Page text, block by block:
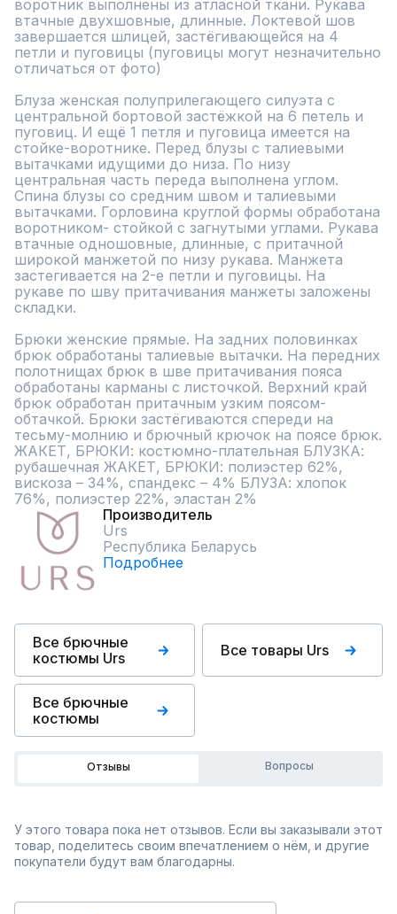
воротник выполнены из атласной ткани. Рукава
втачные двухшовные, длинные. Локтевой шов
завершается шлицей, застёгивающейся на 4
петли и пуговицы (пуговицы могут незначительно
отличаться от фото)
Блуза женская полуприлегающего силуэта с
центральной бортовой застёжкой на 6 петель и
пуговиц. И ещё 1 петля и пуговица имеется на
стойке-воротнике. Перед блузы с талиевыми
вытачками идущими до низа. По низу
центральная часть переда выполнена углом.
Спина блузы со средним швом и талиевыми
вытачками. Горловина круглой формы обработана
воротником- стойкой с загнутыми углами. Рукава
втачные одношовные, длинные, с притачной
широкой манжетой по низу рукава. Манжета
застегивается на 2-е петли и пуговицы. На
рукаве по шву притачивания манжеты заложены
складки.
Брюки женские прямые. На задних половинках
брюк обработаны талиевые вытачки. На передних
полотнищах брюк в шве притачивания пояса
обработаны карманы с листочкой. Верхний край
брюк обработан притачным узким поясом-
обтачкой. Брюки застёгиваются спереди на
тесьму-молнию и брючный крючок на поясе брюк.
ЖАКЕТ, БРЮКИ: костюмно-плательная БЛУЗКА:
рубашечная ЖАКЕТ, БРЮКИ: полиэстер 62%,
вискоза – 34%, спандекс – 4% БЛУЗА: хлопок
76%, полиэстер 22%, эластан 2%
Производитель
Urs
Республика Беларусь
Подробнее
Все брючные
костюмы Urs
Все товары Urs
Все брючные
костюмы
Отзывы Вопросы
У этого товара пока нет отзывов. Если вы заказывали этот
товар, поделитесь своим впечатлением о нём, и другие
покупатели будут вам благодарны.